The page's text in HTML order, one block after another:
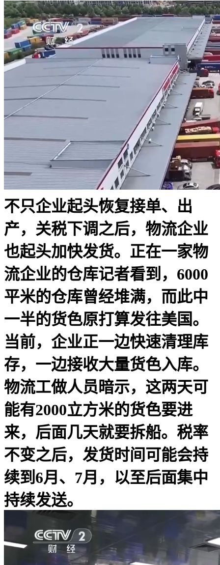
不只企业起头恢复接单、出
产，关税下调之后，物流企业
也起头加快发货。正在一家物
流企业的仓库记者看到，6000
平米的仓库曾经堆满，而此中
一半的货色原打算发往美国。
当前，企业正一边快速清理库
存，一边接收大量货色入库。
物流工做人员暗示，这两天可
能有2000立方米的货色要进
来，后面几天就要拆船。税率
不变之后，发货时间可能会持
续到6月、7月，以至后面集中
持续发送。